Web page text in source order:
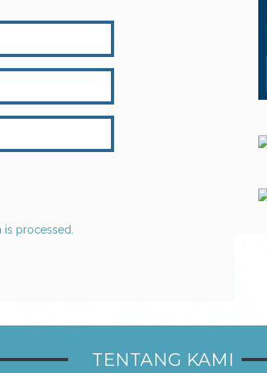
is processed.
TENTANG KAMI